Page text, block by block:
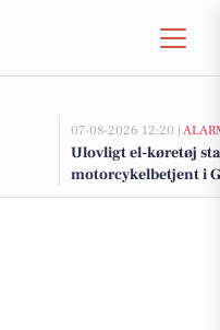
07-08-2026 12:20 |
Ulovligt el-køretøj
motorcykelbetjent i